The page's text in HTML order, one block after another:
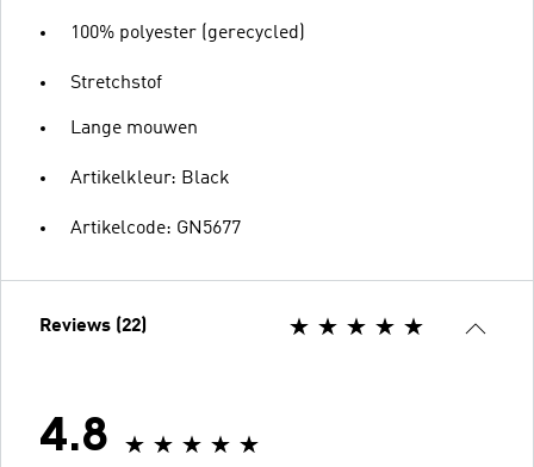
100% polyester (gerecycled)
Stretchstof
Lange mouwen
Artikelkleur: Black
Artikelcode: GN5677
Reviews (22)
4.8